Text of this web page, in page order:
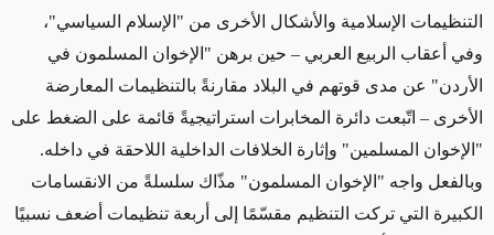
التنظيمات الإسلامية والأشكال الأخرى من "الإسلام السياسي"،
وفي أعقاب الربيع العربي – حين برهن "الإخوان المسلمون في
الأردن" عن مدى قوتهم في البلاد مقارنةً بالتنظيمات المعارضة
الأخرى – اتّبعت دائرة المخابرات استراتيجيةً قائمة على الضغط على
"الإخوان المسلمين" وإثارة الخلافات الداخلية اللاحقة في داخله.
وبالفعل واجه "الإخوان المسلمون" مذّاك سلسلةً من الانقسامات
الكبيرة التي تركت التنظيم مقسّمًا إلى أربعة تنظيمات أضعف نسبيًا